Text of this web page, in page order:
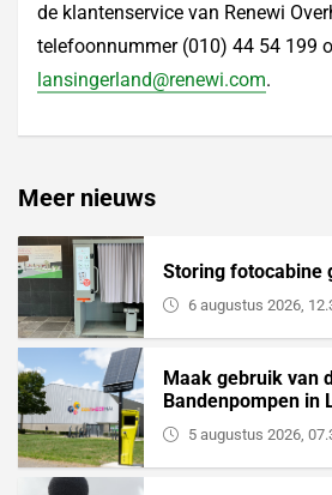
de klantenservice van Renewi
telefoonnummer (010) 44 54 199
lansingerland@renewi.com.
Meer nieuws
Storing fotocabine
6 augustus 2026,
Maak gebruik van
Bandenpompen in
5 augustus 2026,